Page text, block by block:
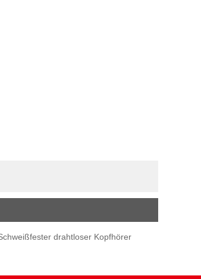
drahtloser Kopfhörer